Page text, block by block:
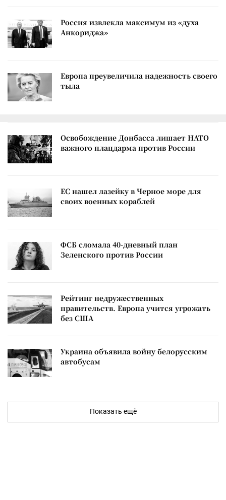
Россия извлекла максимум из «духа
Анкориджа»
Европа преувеличила надежность своего
тыла
Освобождение Донбасса лишает НАТО
важного плацдарма против России
ЕС нашел лазейку в Черное море для
своих военных кораблей
ФСБ сломала 40-дневный план
Зеленского против России
Рейтинг недружественных
правительств. Европа учится угрожать
без США
Украина объявила войну белорусским
автобусам
Показать ещё